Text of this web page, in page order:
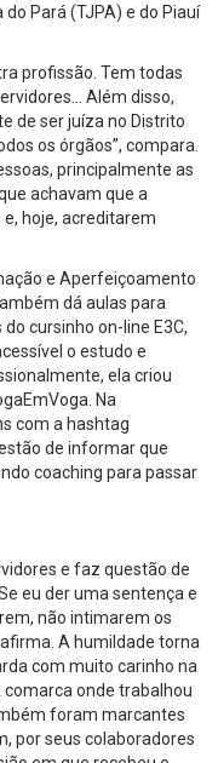
Pará (TJPA) e do Piauí
profissão. Tem todas
Além disso,
de ser juíza no Distrito
os órgãos”, compara.
principalmente as
achavam que a
hoje, acreditarem
e Aperfeiçoamento
dá aulas para
cursinho on-line E3C,
o estudo e
ela criou
Na
com a hashtag
de informar que
coaching para passar
e faz questão de
eu der uma sentença e
não intimarem os
A humildade torna
com muito carinho na
onde trabalhou
foram marcantes
por seus colaboradores